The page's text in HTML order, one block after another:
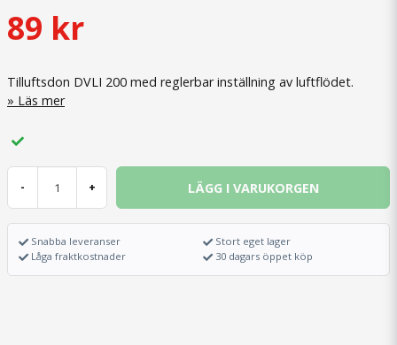
89 kr
Tilluftsdon DVLI 200 med reglerbar inställning av luftflödet.
Läs mer
- + LÄGG I VARUKORGEN
Snabba leveranser
Låga fraktkostnader
Stort eget lager
30 dagars öppet köp